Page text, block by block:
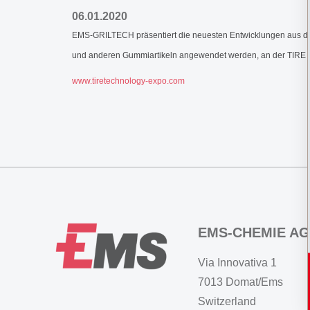
06.01.2020
EMS-GRILTECH präsentiert die neuesten Entwicklungen aus
und anderen Gummiartikeln angewendet werden, an der TIRE
www.tiretechnology-expo.com
EMS-CHEMIE AG
Via Innovativa 1
7013 Domat/Ems
Switzerland